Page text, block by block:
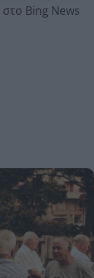
στο Bing News